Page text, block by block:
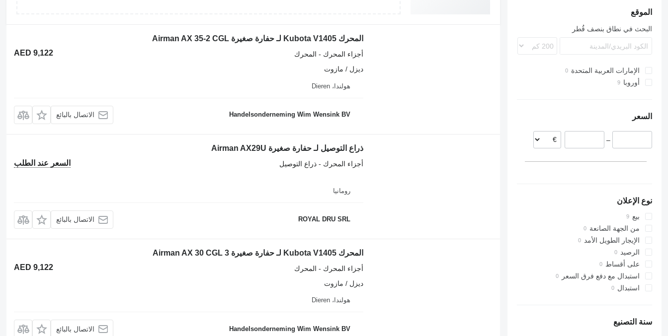
الموقع
البحث في نطاق بنصف قُطر
الإمارات العربية المتحدة
أوروبا
السعر
–
نوع الإعلان
بيع
من الجهة الصانعة
الإيجار الطويل الأمد
الرصيد
على أقساط
استبدال مع دفع فرق السعر
استبدال
سنة التصنيع
المحرك Kubota V1405 لـ حفارة صغيرة Airman AX 35-2 CGL
AED 9,122
أجزاء المحرك - المحرك
ديزل / مازوت
هولندا، Dieren
Handelsonderneming Wim Wensink BV الاتصال بالبائع
ذراع التوصيل لـ حفارة صغيرة Airman AX29U
السعر عند الطلب
أجزاء المحرك - ذراع التوصيل
رومانيا
ROYAL DRU SRL الاتصال بالبائع
المحرك Kubota V1405 لـ حفارة صغيرة Airman AX 30 CGL 3
AED 9,122
أجزاء المحرك - المحرك
ديزل / مازوت
هولندا، Dieren
Handelsonderneming Wim Wensink BV الاتصال بالبائع